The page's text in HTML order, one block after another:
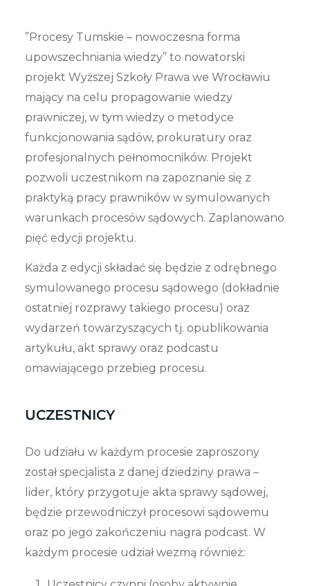
”Procesy Tumskie – nowoczesna forma
upowszechniania wiedzy” to nowatorski
projekt Wyższej Szkoły Prawa we Wrocławiu
mający na celu propagowanie wiedzy
prawniczej, w tym wiedzy o metodyce
funkcjonowania sądów, prokuratury oraz
profesjonalnych pełnomocników. Projekt
pozwoli uczestnikom na zapoznanie się z
praktyką pracy prawników w symulowanych
warunkach procesów sądowych. Zaplanowano
pięć edycji projektu.
Każda z edycji składać się będzie z odrębnego
symulowanego procesu sądowego (dokładnie
ostatniej rozprawy takiego procesu) oraz
wydarzeń towarzyszących tj. opublikowania
artykułu, akt sprawy oraz podcastu
omawiającego przebieg procesu.
UCZESTNICY
Do udziału w każdym procesie zaproszony
został specjalista z danej dziedziny prawa –
lider, który przygotuje akta sprawy sądowej,
będzie przewodniczył procesowi sądowemu
oraz po jego zakończeniu nagra podcast. W
każdym procesie udział wezmą również: